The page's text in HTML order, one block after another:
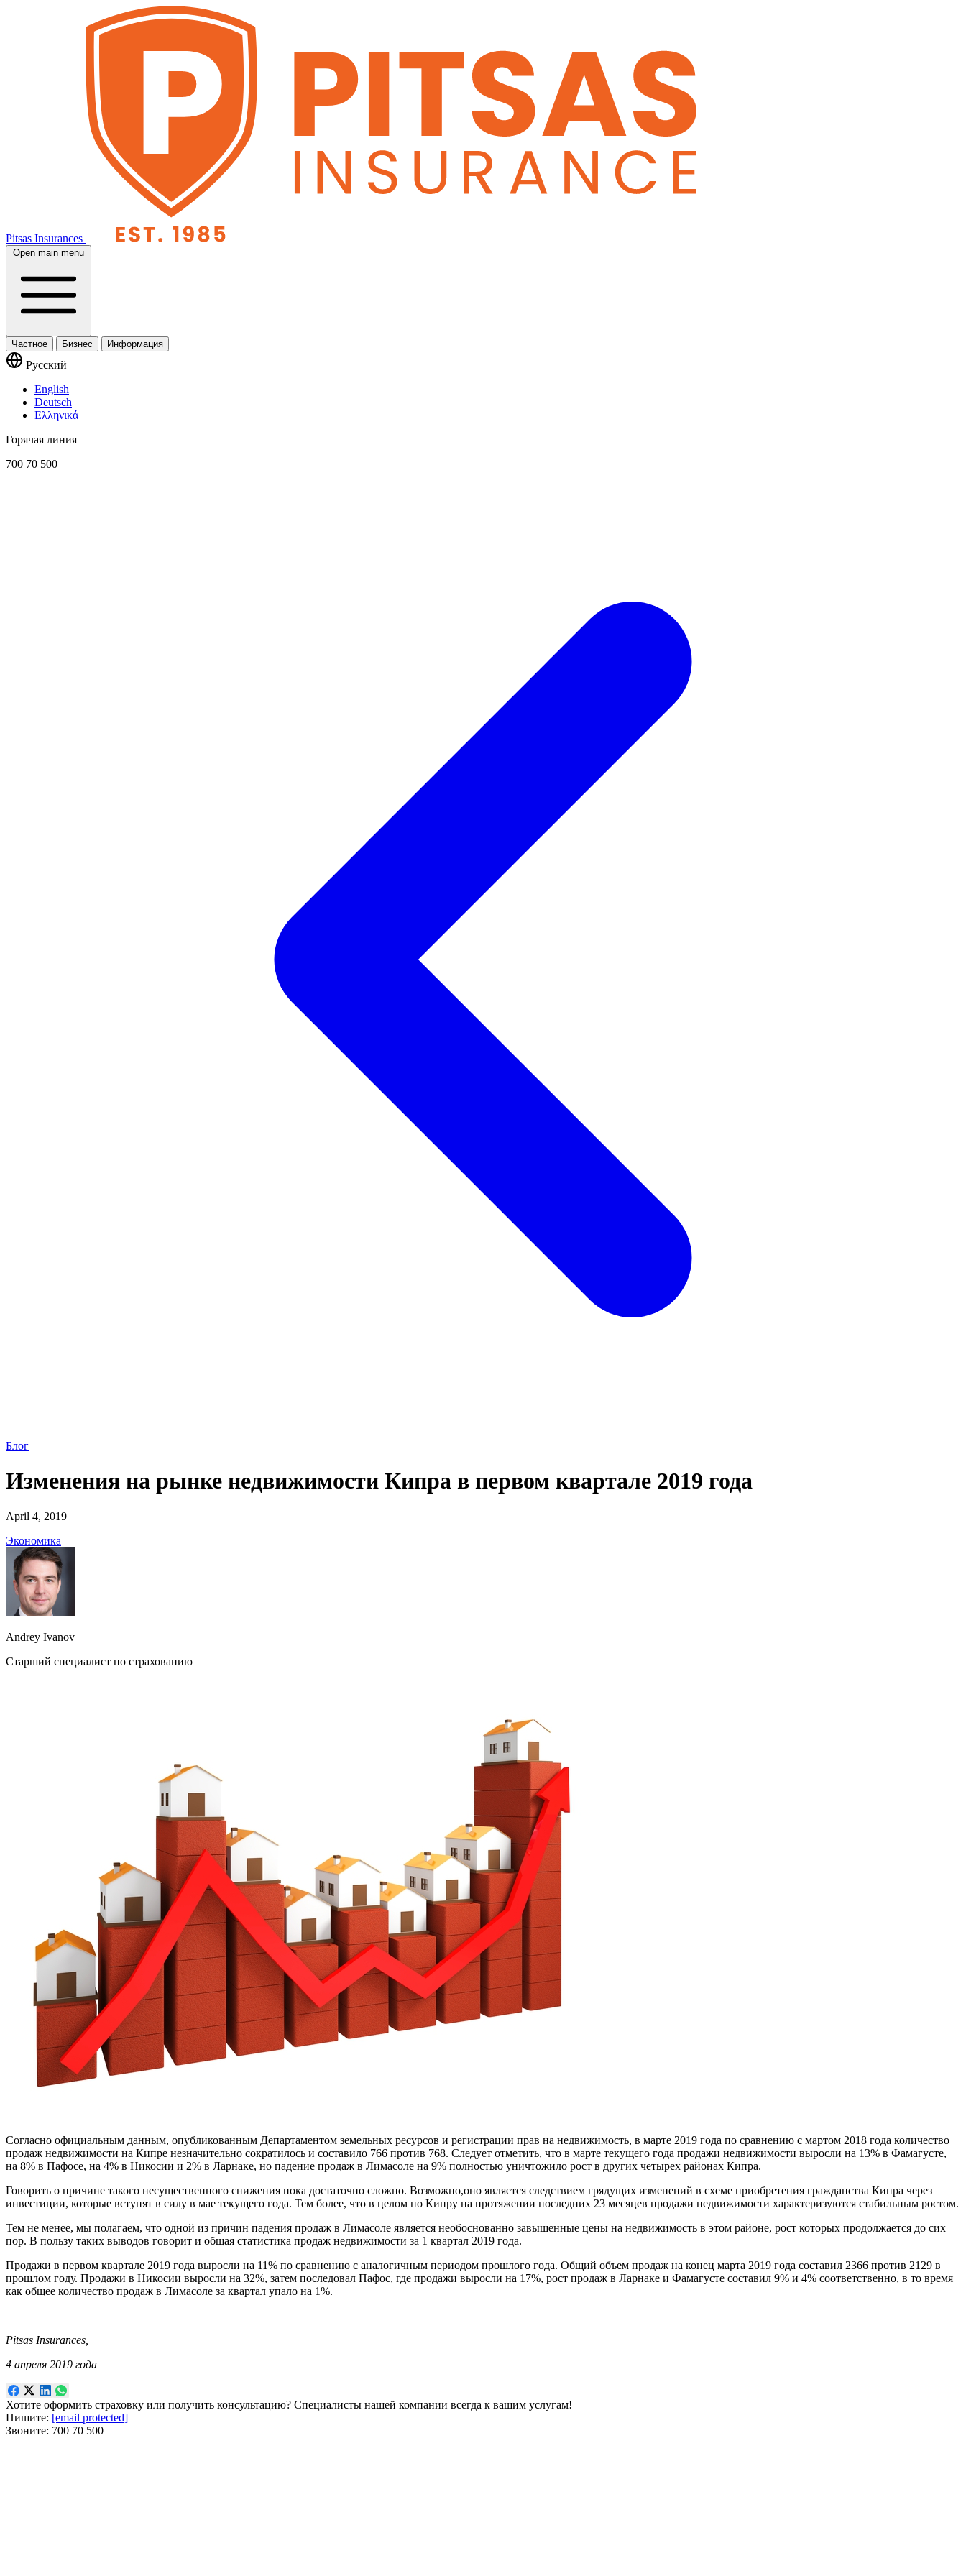
Pitsas Insurances
Open main menu
Частное Бизнес Информация
Русский
English
Deutsch
Ελληνικά
Горячая линия
700 70 500
Блог
Изменения на рынке недвижимости Кипра в первом квартале 2019 года
April 4, 2019
Экономика
Andrey Ivanov
Старший специалист по страхованию
Согласно официальным данным, опубликованным Департаментом земельных ресурсов и регистрации прав на недвижимость, в марте 2019 года по сравнению с мартом 2018 года количество
продаж недвижимости на Кипре незначительно сократилось и составило 766 против 768. Следует отметить, что в марте текущего года продажи недвижимости выросли на 13% в Фамагусте,
на 8% в Пафосе, на 4% в Никосии и 2% в Ларнаке, но падение продаж в Лимасоле на 9% полностью уничтожило рост в других четырех районах Кипра.
Говорить о причине такого несущественного снижения пока достаточно сложно. Возможно,оно является следствием грядущих изменений в схеме приобретения гражданства Кипра через
инвестиции, которые вступят в силу в мае текущего года. Тем более, что в целом по Кипру на протяжении последних 23 месяцев продажи недвижимости характеризуются стабильным ростом.
Тем не менее, мы полагаем, что одной из причин падения продаж в Лимасоле является необоснованно завышенные цены на недвижимость в этом районе, рост которых продолжается до сих
пор. В пользу таких выводов говорит и общая статистика продаж недвижимости за 1 квартал 2019 года.
Продажи в первом квартале 2019 года выросли на 11% по сравнению с аналогичным периодом прошлого года. Общий объем продаж на конец марта 2019 года составил 2366 против 2129 в
прошлом году. Продажи в Никосии выросли на 32%, затем последовал Пафос, где продажи выросли на 17%, рост продаж в Ларнаке и Фамагусте составил 9% и 4% соответственно, в то время
как общее количество продаж в Лимасоле за квартал упало на 1%.
Pitsas Insurances,
4 апреля 2019 года
Хотите оформить страховку или получить консультацию? Специалисты нашей компании всегда к вашим услугам!
Пишите: [email protected]
Звоните: 700 70 500